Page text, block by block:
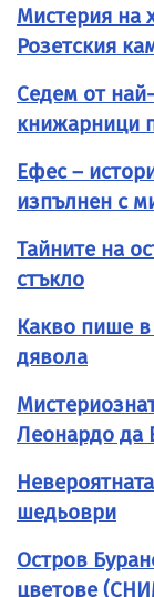
Мистерия на
Розетския
Седем от
книжарници
Ефес –
изпълнен с
Тайните на
стъкло
Какво пише в
дявола
Леонардо да
шедьоври
Остров
цветове